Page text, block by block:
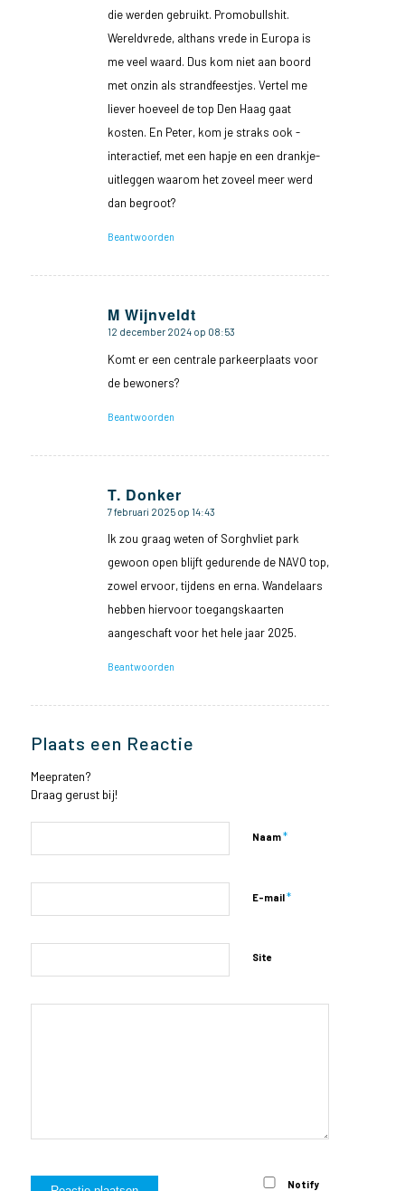
die werden gebruikt. Promobullshit.
Wereldvrede, althans vrede in Europa is
me veel waard. Dus kom niet aan boord
met onzin als strandfeestjes. Vertel me
liever hoeveel de top Den Haag gaat
kosten. En Peter, kom je straks ook -
interactief, met een hapje en een drankje-
uitleggen waarom het zoveel meer werd
dan begroot?
Beantwoorden
M Wijnveldt
zegt:
12 december 2024 op 08:53
Komt er een centrale parkeerplaats voor
de bewoners?
Beantwoorden
T. Donker
zegt:
7 februari 2025 op 14:43
Ik zou graag weten of Sorghvliet park
gewoon open blijft gedurende de NAVO top,
zowel ervoor, tijdens en erna. Wandelaars
hebben hiervoor toegangskaarten
aangeschaft voor het hele jaar 2025.
Beantwoorden
Plaats een Reactie
Meepraten?
Draag gerust bij!
Naam*
E-mail*
Site
Notify